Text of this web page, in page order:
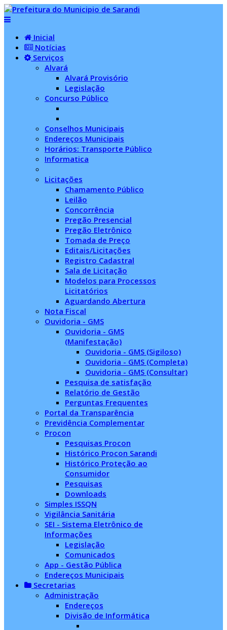
Inicial
Notícias
Serviços
Alvará
Alvará Provisório
Legislação
Concurso Público
Conselhos Municipais
Endereços Municipais
Horários: Transporte Público
Informatica
Licitações
Chamamento Público
Leilão
Concorrência
Pregão Presencial
Pregão Eletrônico
Tomada de Preço
Editais/Licitações
Registro Cadastral
Sala de Licitação
Modelos para Processos
Licitatórios
Aguardando Abertura
Nota Fiscal
Ouvidoria - GMS
Ouvidoria - GMS
(Manifestação)
Ouvidoria - GMS (Sigiloso)
Ouvidoria - GMS (Completa)
Ouvidoria - GMS (Consultar)
Pesquisa de satisfação
Relatório de Gestão
Perguntas Frequentes
Portal da Transparência
Previdência Complementar
Procon
Pesquisas Procon
Histórico Procon Sarandi
Histórico Proteção ao
Consumidor
Pesquisas
Downloads
Simples ISSQN
Vigilância Sanitária
SEI - Sistema Eletrônico de
Informações
Legislação
Comunicados
App - Gestão Pública
Endereços Municipais
Secretarias
Administração
Endereços
Divisão de Informática